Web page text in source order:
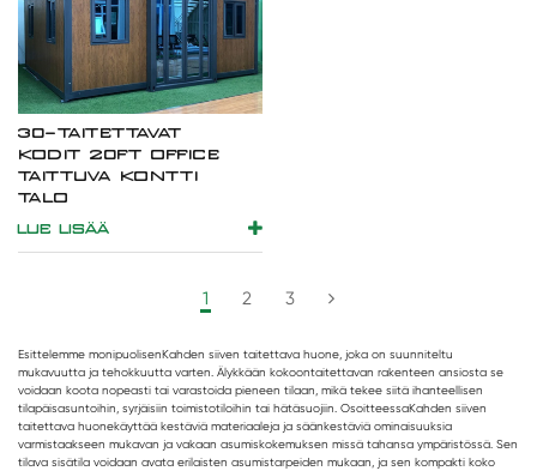
30-TAITETTAVAT
KODIT 20FT OFFICE
TAITTUVA KONTTI
TALO
LUE LISÄÄ
1 2 3
Esittelemme monipuolisenKahden siiven taitettava huone , joka on suunniteltu
mukavuutta ja tehokkuutta varten. Älykkään kokoontaitettavan rakenteen ansiosta se
voidaan koota nopeasti tai varastoida pieneen tilaan, mikä tekee siitä ihanteellisen
tilapäisasuntoihin, syrjäisiin toimistotiloihin tai hätäsuojiin. OsoitteessaKahden siiven
taitettava huonekäyttää kestäviä materiaaleja ja säänkestäviä ominaisuuksia
varmistaakseen mukavan ja vakaan asumiskokemuksen missä tahansa ympäristössä. Sen
tilava sisätila voidaan avata erilaisten asumistarpeiden mukaan, ja sen kompakti koko